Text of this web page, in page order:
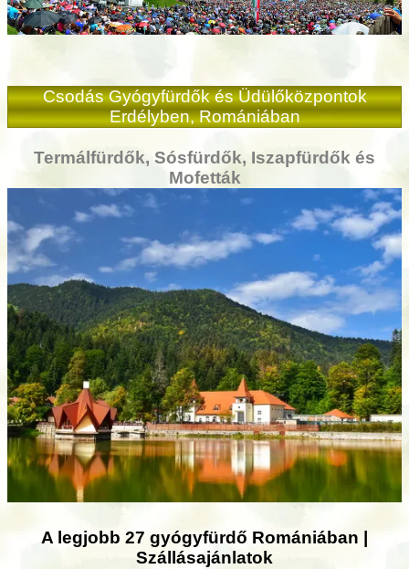
Csodás Gyógyfürdők és Üdülőközpontok
Erdélyben, Romániában
Termálfürdők, Sósfürdők, Iszapfürdők és
Mofetták
A legjobb 27 gyógyfürdő Romániában |
Szállásajánlatok